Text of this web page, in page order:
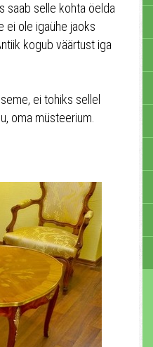
saab selle kohta öelda
ei ole igaühe jaoks
kogub väärtust iga
ei tohiks sellel
oma müsteerium.